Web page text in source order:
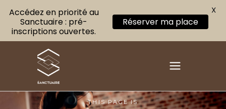
THIS PAGE IS
Accédez en priorité au
Sanctuaire : pré-
inscriptions ouvertes.
Réserver ma place
X